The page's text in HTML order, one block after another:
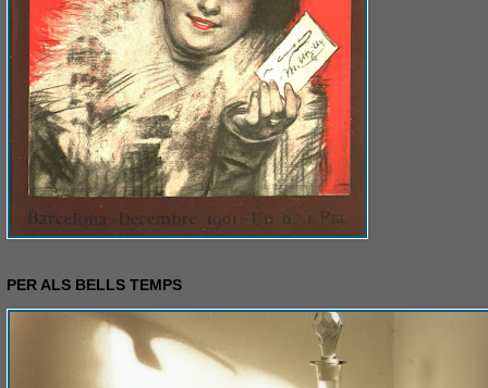
PER ALS BELLS TEMPS